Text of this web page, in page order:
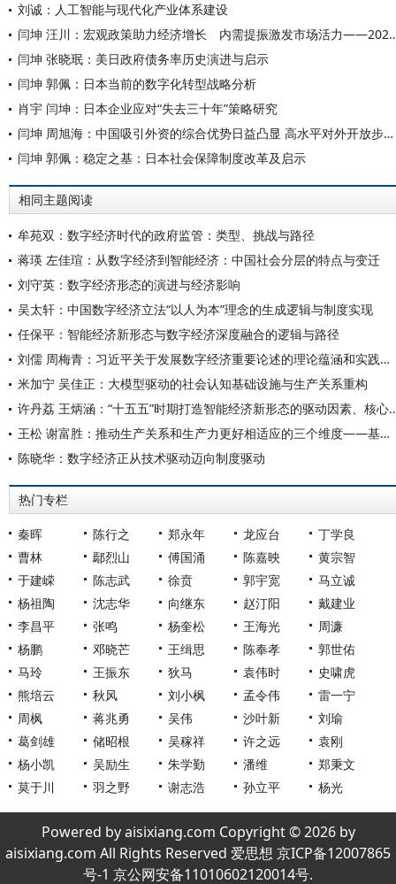
刘诚：人工智能与现代化产业体系建设
闫坤 汪川：宏观政策助力经济增长 内需提振
闫坤 张晓珉：美日政府债务率历史演进与启示
闫坤 郭佩：日本当前的数字化转型战略分析
肖宇 闫坤：日本企业应对“失去三十年”策略研究
闫坤 周旭海：中国吸引外资的综合优势日益凸显 高水平对外开放步伐不会停滞
闫坤 郭佩：稳定之基：日本社会保障制度改革及启示
相同主题阅读
牟苑双：数字经济时代的政府监管：类型、挑战与路径
蒋瑛 左佳瑄：从数字经济到智能经济：中国社会分层的特点与变迁
刘守英：数字经济形态的演进与经济影响
吴太轩：中国数字经济立法“以人为本”理念的生成逻辑与制度实现
任保平：智能经济新形态与数字经济深度融合的逻辑与路径
刘儒 周梅青：习近平关于发展数字经济重要论述的理论蕴涵和实践指向
米加宁 吴佳正：大模型驱动的社会认知基础设施与生产关系重构
许丹荔 王炳涵：“十五五”时期打
王松 谢富胜：推动生产关系和生产力更好相适应的三个维度——基于数智时代生产过程变革的分析
陈晓华：数字经济正从技术驱动迈向制度驱动
热门专栏
秦晖 陈行之 郑永年 龙应台
丁学良
曹林
鄢烈山 傅国涌 陈嘉映
黄宗智
于建嵘
陈志武 徐贲 郭宇宽
马立诚
杨祖陶
沈志华 向继东 赵汀阳
戴建业
李昌平
张鸣 杨奎松 王海光
周濂
杨鹏
邓晓芒 王缉思 陈奉孝
郭世佑
马玲
王振东 狄马 袁伟时
史啸虎
熊培云
秋风 刘小枫 孟令伟
雷一宁
周枫
蒋兆勇 吴伟 沙叶新
刘瑜
葛剑雄
储昭根 吴稼祥 许之远
袁刚
杨小凯
吴励生 朱学勤 潘维
郑秉文
莫于川
羽之野 谢志浩 孙立平 杨光
Powered by aisixiang.com Copyright © 2026 by
aisixiang.com All Rights Reserved 爱思想 京ICP备12007865
号-1 京公网安备11010602120014号.